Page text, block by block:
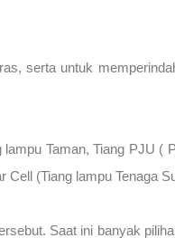
serta untuk
Taman, Tiang PJU (
(Tiang lampu Tenaga
Saat ini banyak